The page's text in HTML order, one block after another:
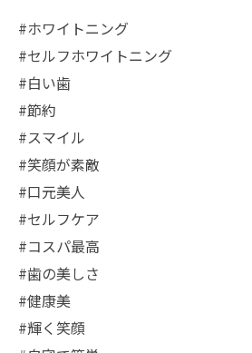
#ホワイトニング
#セルフホワイトニング
#白い歯
#節約
#スマイル
#笑顔が素敵
#口元美人
#セルフケア
#コスパ最高
#歯の美しさ
#健康美
#輝く笑顔